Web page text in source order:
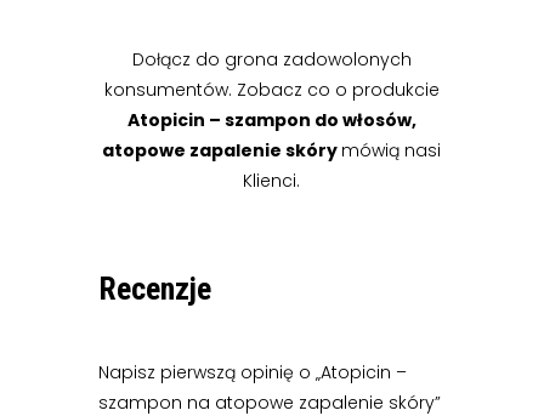
Dołącz do grona zadowolonych
konsumentów. Zobacz co o produkcie
Atopicin – szampon do włosów,
atopowe zapalenie skóry mówią nasi
Klienci.
Recenzje
Napisz pierwszą opinię o „Atopicin –
szampon na atopowe zapalenie skóry”